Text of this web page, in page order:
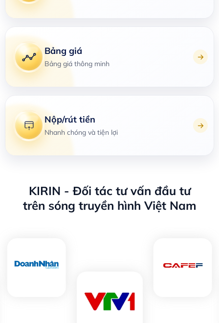
Bảng giá
Bảng giá thông minh
Nộp/rút tiền
Nhanh chóng và tiện lợi
KIRIN - Đối tác tư vấn đầu tư
trên sóng truyền hình Việt Nam